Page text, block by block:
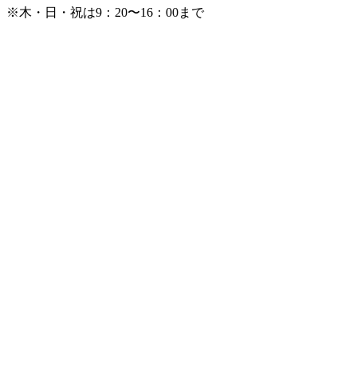
※木・日・祝は9：20〜16：00まで